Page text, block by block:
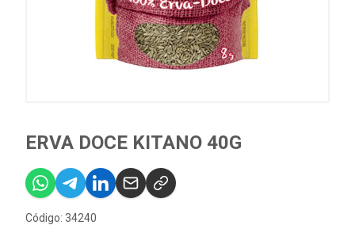
ERVA DOCE KITANO 40G
Código: 34240